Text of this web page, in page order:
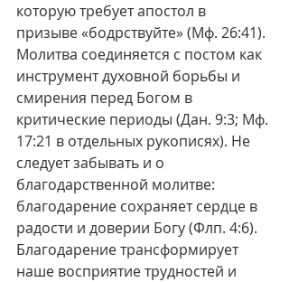
которую требует апостол в
призыве «бодрствуйте» (Мф. 26:41).
Молитва соединяется с постом как
инструмент духовной борьбы и
смирения перед Богом в
критические периоды (Дан. 9:3; Мф.
17:21 в отдельных рукописях). Не
следует забывать и о
благодарственной молитве:
благодарение сохраняет сердце в
радости и доверии Богу (Флп. 4:6).
Благодарение трансформирует
наше восприятие трудностей и